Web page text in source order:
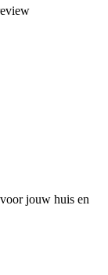
voor jouw huis en